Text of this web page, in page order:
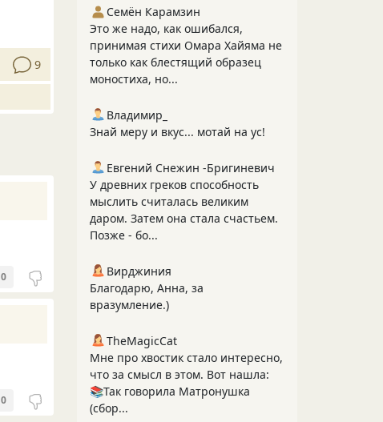
9
0
0
Семён Карамзин
Это же надо, как ошибался,
принимая стихи Омара Хайяма не
только как блестящий образец
моностиха, но...
Владимир_
Знай меру и вкус... мотай на ус!
Евгений Снежин -Бригиневич
У древних греков способность
мыслить считалась великим
даром. Затем она стала счастьем.
Позже - бо...
Вирджиния
Благодарю, Анна, за
вразумление.)
TheMagicCat
Мне про хвостик стало интересно,
что за смысл в этом. Вот нашла:
📚Так говорила Матронушка
(сбор...